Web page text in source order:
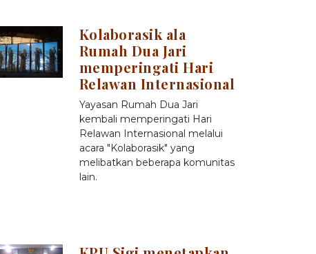
Kolaborasik ala
Rumah Dua Jari
memperingati Hari
Relawan Internasional
Yayasan Rumah Dua Jari
kembali memperingati Hari
Relawan Internasional melalui
acara "Kolaborasik" yang
melibatkan beberapa komunitas
lain.